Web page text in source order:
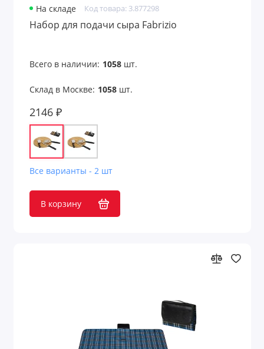
На складе Код товара: 3.877298
Набор для подачи сыра Fabrizio
Всего в наличии: 1058шт.
Склад в Москве: 1058шт.
2146 ₽
Все варианты - 2 шт
В корзину